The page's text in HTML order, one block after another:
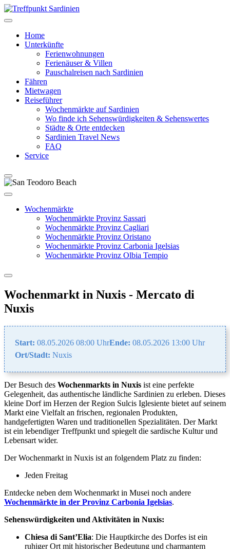
Home
Unterkünfte
Ferienwohnungen
Ferienäuser & Villen
Pauschalreisen nach Sardinien
Fähren
Mietwagen
Reiseführer
Wochenmärkte auf Sardinien
Wo finde ich Sehenswürdigkeiten & Sehenswertes
Städte & Orte entdecken
Sardinien Travel News
FAQ
Service
Wochenmärkte
Wochenmärkte Provinz Sassari
Wochenmärkte Provinz Cagliari
Wochenmärkte Provinz Oristano
Wochenmärkte Provinz Carbonia Igelsias
Wochenmärkte Provinz Olbia Tempio
Wochenmarkt in Nuxis - Mercato di
Nuxis
Start: 08.05.2026 08:00 UhrEnde: 08.05.2026 13:00 Uhr
Ort/Stadt: Nuxis
Der Besuch des Wochenmarkts in Nuxis ist eine perfekte
Gelegenheit, das authentische ländliche Sardinien zu erleben. Dieses
kleine Dorf im Herzen der Region Sulcis Iglesiente bietet auf seinem
Markt eine Vielfalt an frischen, regionalen Produkten,
handgefertigten Waren und traditionellen Spezialitäten. Der Markt
ist ein lebendiger Treffpunkt und spiegelt die sardische Kultur und
Lebensart wider.
Der Wochenmarkt in Nuxis ist an folgendem Platz zu finden:
Jeden Freitag
Entdecke neben dem Wochenmarkt in Musei noch andere
Wochenmärkte in der Provinz Carbonia Igelsias.
Sehenswürdigkeiten und Aktivitäten in Nuxis:
Chiesa di Sant’Elia: Die Hauptkirche des Dorfes ist ein
ruhiger Ort mit historischer Bedeutung und charmantem